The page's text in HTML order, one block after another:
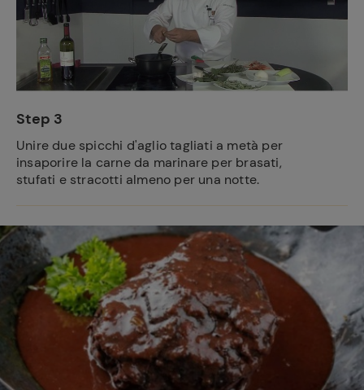
Step 3
Unire due spicchi d'aglio tagliati a metà per
insaporire la carne da marinare per brasati,
stufati e stracotti almeno per una notte.